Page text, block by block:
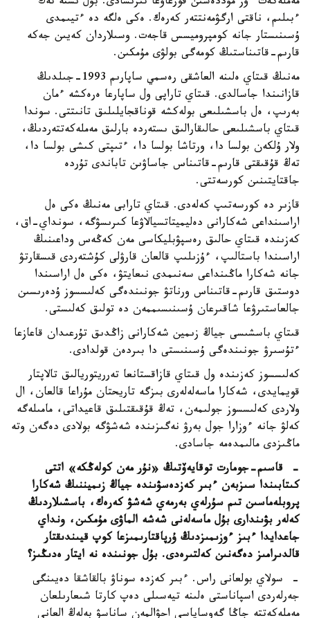
ءبىلىم، ناقتى ارگۋمەنتتەر كەرەك. ەكى ەلگە دە ءتيىمدى
ۇسىنىستار جانە كومپروميسس قاجەت. وسىلاردان كەيىن جەكە
قارىم-قاتىناستىڭ كومەگى بولۋى مۇمكىن.
مەنىڭ قىتاي ەلىنە العاشقى رەسمي ساپارىم 1993-جىلدىڭ
قازانىندا جاسالدى. قىتاي تاراپى ول ساپارعا ەرەكشە ءمان
بەرىپ، ەل باسشىلىعى بولەكشە قوناقجايلىلىق تانىتتى. سوندا
قىتاي باسشىلىعى حالىقارالىق ىستەردە بارلىق مەملەكەتتەردىڭ،
ولار ۇلكەن بولسا دا، ورتاشا بولسا دا، ءتىپتى كىشى بولسا دا،
تەڭ قۇقىقتى قارىم-قاتىناس جاساۋىن تاباندى تۇردە
جاقتايتىنىن كورسەتتى.
قازىر دە كورسەتىپ كەلەدى. قىتاي تارابى مەنىڭ ەكى ەل
اراسىنداعى شەكارانى دەليميتاتسيالاۋعا كىرىسۋگە، سونداي-اق،
كەزىندە قىتاي حالىق رەسپۋبليكاسى مەن كەڭەس وداعىنىڭ
اراسىندا باستالىپ، ءۇزىلىپ قالعان قارۋلى كۇشتەردى قىسقارتۋ
جانە شەكارا ماڭىنداعى سەنىمدى نىعايتۋ، ەكى ەل اراسىندا
دوستىق قارىم-قاتىناس ورناتۋ جونىندەگى كەلىسسوز ۇدەرىسىن
جالعاستىرۋعا شاقىرعان ۇسىنىسىممەن دە تولىق كەلىستى.
قىتاي باسشىسى جياڭ زىمين شەكارانى زاڭدىق تۇرعىدان قاعازعا
ءتۇسىرۋ جونىندەگى ۇسىنىستى دا بىردەن قولدادى.
كەلىسسوز كەزىندە ول قىتاي قازاقستانعا تەرريتوريالىق تالاپتار
قويمايدى، شەكارا ماسەلەلەرى بىزگە تاريحتان مۇراعا قالعان، ال
ولاردى كەلىسسوز جولىمەن، تەڭ قۇقىقتىلىق قاعيداتى، مامىلەگە
كەلۋ جانە ءوزارا جول بەرۋ نەگىزىندە شەشۋگە بولادى دەگەن وتە
ماڭىزدى مالىمدەمە جاسادى.
- قاسىم-جومارت توقايەۆتىڭ «نۇر مەن كولەڭكە» اتتى
كىتابىندا سىزبەن ءبىر كەزدەسۋىندە جياڭ زىميننىڭ شەكارا
پروبلەماسىن تىم سۇرلەي بەرمەي شەشۋ كەرەك، باسشىلاردىڭ
كەلەر بۋىندارى بۇل ماسەلەنى شەشە الماۋى مۇمكىن، ونداي
جاعدايدا ءبىز ءوزىمىزدىڭ ۇرپاقتارىمىزعا كوپ قيىندىقتار
قالدىرامىز دەگەنىن كەلتىرەدى. بۇل جونىندە نە ايتار ەدىڭىز؟
- سولاي بولعانى راس. ءبىر كەزدە سوناۋ بالقاشقا دەيىنگى
جەرلەردى اسپاناستى ەلىنە تيەسىلى دەپ كارتا شىعارىلعان